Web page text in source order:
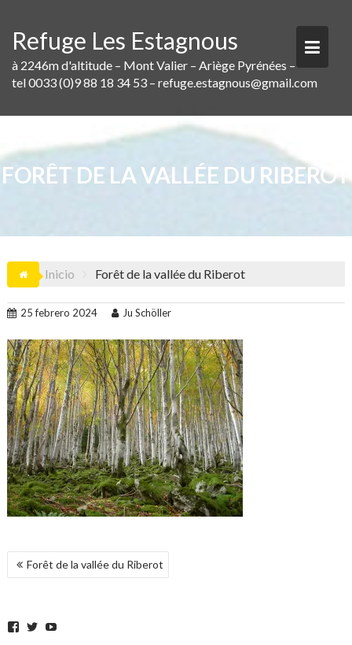
contenido
Refuge Les Estagnous
à 2246m d'altitude – Mont Valier – Ariège Pyrénées –
tel 0033 (0)9 88 18 34 53 – refuge.estagnous@gmail.com
FORÊT DE LA VALLÉE DU RIBEROT
Inicio Forêt de la vallée du Riberot
25 febrero 2024 Ju Schöller
NAVEGACIÓN
DE
Forêt de la vallée du Riberot
Facebook
TwitterYouTube